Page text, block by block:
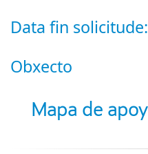
Data fin solicitude:
Obxecto
Mapa de